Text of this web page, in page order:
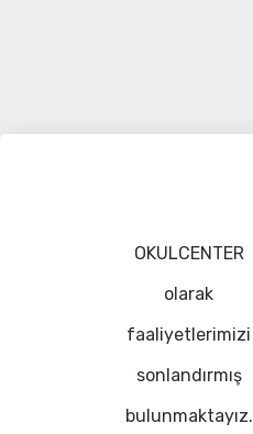
OKULCENTER
olarak
faaliyetlerimizi
sonlandırmış
bulunmaktayız.